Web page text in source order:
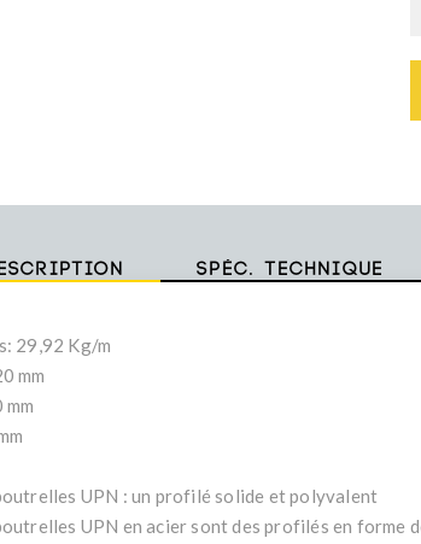
Spéc. technique
29,92 Kg/m
mm
mm
UPN : un profilé solide et polyvalent
UPN en acier sont des profilés en forme